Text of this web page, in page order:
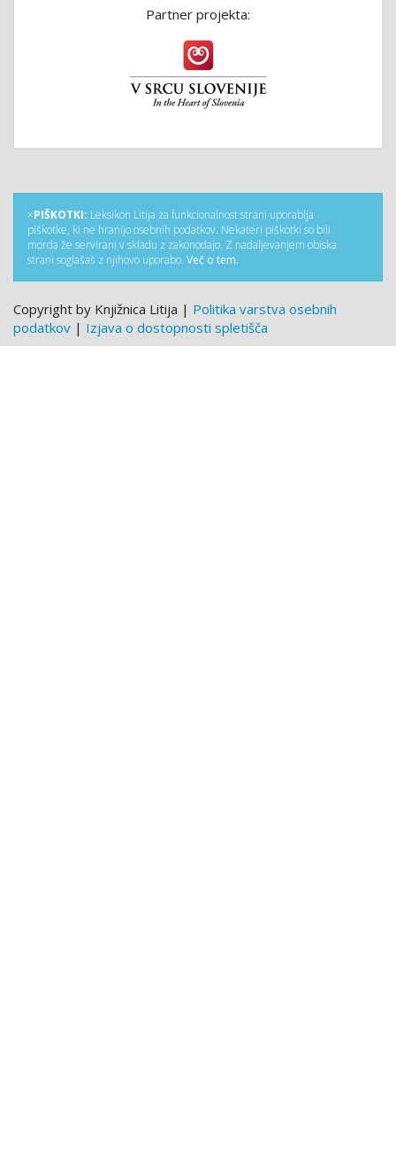
Partner projekta:
×PIŠKOTKI: Leksikon Litija za funkcionalnost strani uporablja
piškotke, ki ne hranijo osebnih podatkov. Nekateri piškotki so bili
morda že servirani v skladu z zakonodajo. Z nadaljevanjem obiska
strani soglašaš z njihovo uporabo. Več o tem.
Copyright by Knjižnica Litija | Politika varstva osebnih
podatkov | Izjava o dostopnosti spletišča